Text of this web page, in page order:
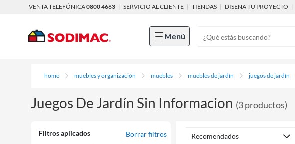
VENTA TELEFÓNICA0800 4663 | SERVICIO AL CLIENTE | TIENDAS | DISEÑA TU PROYECTO |
Menú
home muebles y organización muebles muebles de jardín juegos de jardín
Juegos De Jardín Sin Informacion (3productos)
Filtros aplicados Borrar filtros Recomendados